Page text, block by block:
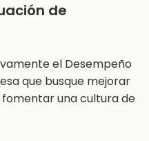
de
el Desempeño
que busque mejorar
fomentar una cultura de